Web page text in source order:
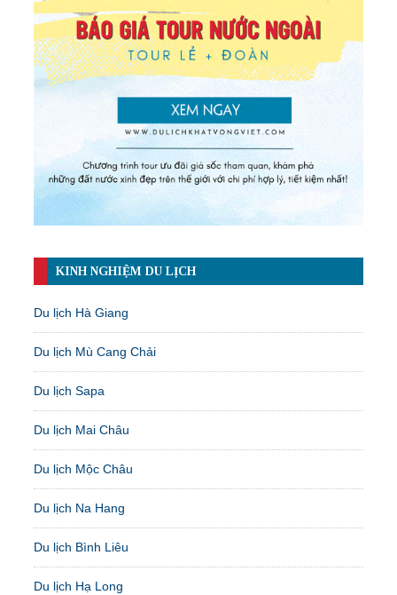
KINH NGHIỆM DU LỊCH
Du lịch Hà Giang
Du lịch Mù Cang Chải
Du lịch Sapa
Du lịch Mai Châu
Du lịch Mộc Châu
Du lịch Na Hang
Du lịch Bình Liêu
Du lịch Hạ Long